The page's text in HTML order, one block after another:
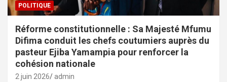
POLITIQUE
Réforme constitutionnelle : Sa Majesté Mfumu
Difima conduit les chefs coutumiers auprès du
pasteur Ejiba Yamampia pour renforcer la
cohésion nationale
2 juin 2026 admin